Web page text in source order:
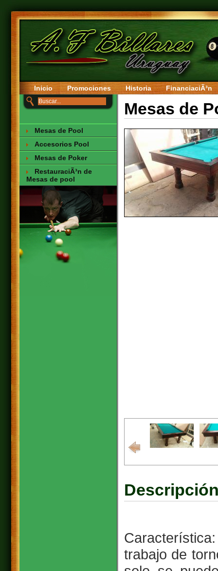
Inicio Promociones Historia FinanciaciÃ³n
Mesas de Pool
Accesorios Pool
Mesas de Poker
RestauraciÃ³n de
Mesas de pool
Mesas de
trabajo de